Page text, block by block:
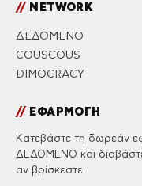
//NETWORK
ΔΕΔΟΜΕΝΟ
COUSCOUS
DIMOCRACY
//ΕΦΑΡΜΟΓΗ
Κατεβάστε τη δωρεάν
ΔΕΔΟΜΕΝΟ και
αν βρίσκεστε.